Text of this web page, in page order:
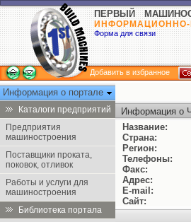
ПЕРВЫЙ
Форма для связи
Добавить в избранное
Информация о портале
Каталоги предприятий
Предприятия
машиностроения
Поставщики проката,
поковок, отливок
Работы и услуги для
машиностроения
Библиотека портала
Информация о
Название:
Страна:
Регион:
Телефоны:
Факс:
Адрес:
E-mail:
Сайт: